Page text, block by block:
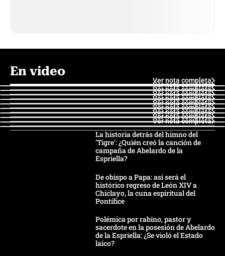
En video
Ver nota completa
Ver nota completa
Ver nota completa
Ver nota completa
Ver nota completa
Ver nota completa
Ver nota completa
Ver nota completa
Ver nota completa
Ver nota completa
La historia detrás del himno del
'Tigre': ¿Quién creó la canción de
campaña de Abelardo de la
Espriella?
De obispo a Papa: así será el
histórico regreso de León XIV a
Chiclayo, la cuna espiritual del
Pontífice
Polémica por rabino, pastor y
sacerdote en la posesión de Abelardo
de la Espriella: ¿Se violó el Estado
laico?